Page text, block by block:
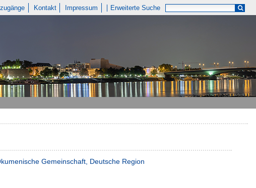
Kontakt Impressum Erweiterte Suche
Gemeinschaft, Deutsche Region